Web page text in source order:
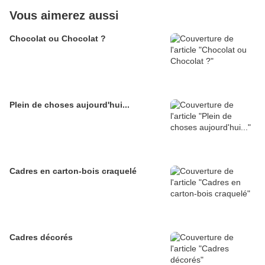
Vous aimerez aussi
Chocolat ou Chocolat ?
Plein de choses aujourd'hui...
Cadres en carton-bois craquelé
Cadres décorés